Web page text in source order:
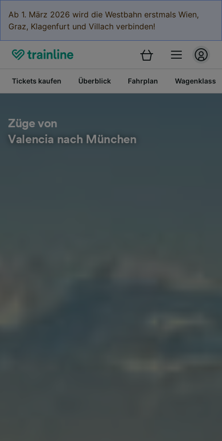
Ab 1. März 2026 wird die Westbahn erstmals Wien,
Graz, Klagenfurt und Villach verbinden!
Tickets kaufen Überblick Fahrplan
Züge von
Valencia nach München